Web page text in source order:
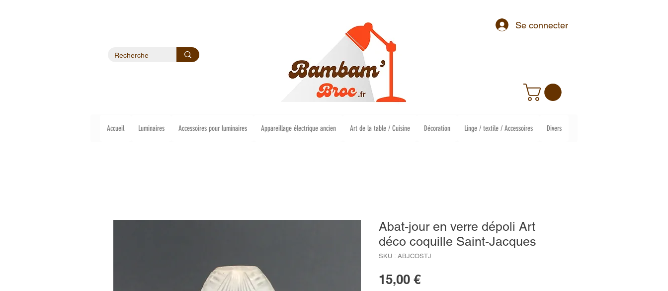
Se connecter
Accueil Luminaires Accessoires pour luminaires Appareillage électrique ancien Art de la table / Cuisine Décoration Linge / textile / Accessoires Divers
Abat-jour en verre dépoli Art
déco coquille Saint-Jacques
SKU : ABJCOSTJ
15,00 €Prix